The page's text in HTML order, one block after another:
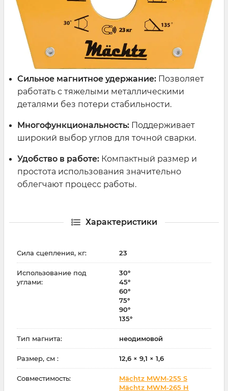
Сильное магнитное удержание: Позволяет
работать с тяжелыми металлическими
деталями без потери стабильности.
Многофункциональность: Поддерживает
широкий выбор углов для точной сварки.
Удобство в работе: Компактный размер и
простота использования значительно
облегчают процесс работы.
Характеристики
Сила сцепления, кг: 23
Использование под
углами:
30°
45°
60°
75°
90°
135°
Тип магнита: неодимовой
Размер, см : 12,6 × 9,1 × 1,6
Совместимость:
Mächtz MWM-255 S
Mächtz MWM-265 H